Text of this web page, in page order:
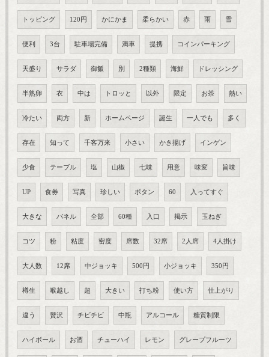
トッピング 120円 かにかま 柔らかい 赤 雨 雪
便利 3台 駐車場完備 満車 提携 コインパーキング
天盛り サラダ 御飯 別 2種類 海鮮 ドレッシング
半熟卵 衣 中は トロッと 以外 限定 お茶 熱い
冷たい 両方 新 ホームページ 誕生 一人でも 多く
存在 知って 千客万来 小さい かき揚げ インゲン
少食 テーブル 塩 山椒 七味 用意 味変 旨味
UP 食券 写真 珍しい ボタン 60 入ってすぐ
大きな パネル 全部 60種 入口 掲示 玉ねぎ
コツ 粉 粘度 密度 席数 32席 2人席 4人掛け
大人数 12席 中ジョッキ 500円 小ジョッキ 350円
樽生 喉越し 超 大きい 打ち粉 使い方 仕上がり
違う 贅沢 チビチビ 中瓶 アルコール 糖質制限
ハイボール お酒 チューハイ レモン グレープフルーツ